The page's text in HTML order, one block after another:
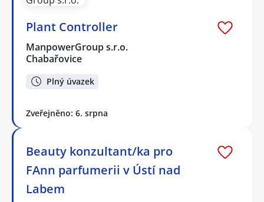
Plant Controller
ManpowerGroup s.r.o.
Chabařovice
Plný úvazek
Zveřejněno: 6. srpna
Beauty konzultant/ka pro
FAnn parfumerii v Ústí nad
Labem